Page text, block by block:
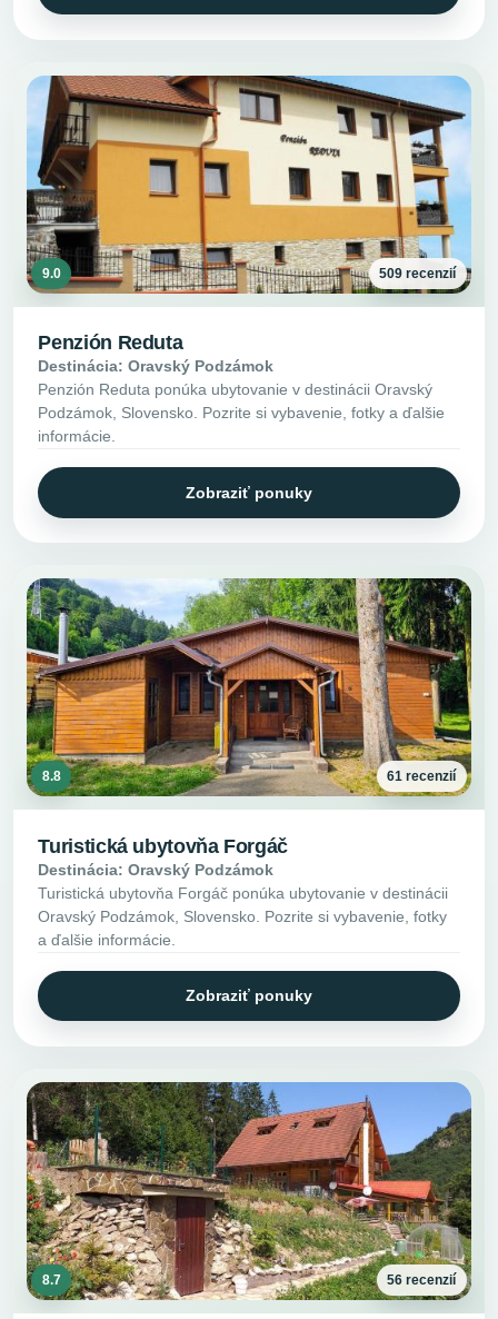
9.0 509 recenzií
Penzión Reduta
Destinácia: Oravský Podzámok
Penzión Reduta ponúka ubytovanie v destinácii Oravský
Podzámok, Slovensko. Pozrite si vybavenie, fotky a ďalšie
informácie.
Zobraziť ponuky
8.8 61 recenzií
Turistická ubytovňa Forgáč
Destinácia: Oravský Podzámok
Turistická ubytovňa Forgáč ponúka ubytovanie v destinácii
Oravský Podzámok, Slovensko. Pozrite si vybavenie, fotky
a ďalšie informácie.
Zobraziť ponuky
8.7 56 recenzií